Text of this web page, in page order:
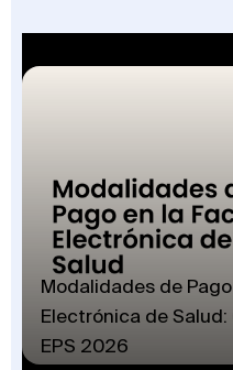
Modalidades de
Electrónica de Salud:
EPS 2026